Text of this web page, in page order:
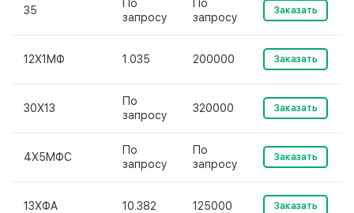
35
По
запросу
По
запросу
Заказать
12Х1МФ 1.035 200000 Заказать
30Х13
По
запросу
320000 Заказать
4Х5МФС
По
запросу
По
запросу
Заказать
13ХФА 10.382 125000 Заказать